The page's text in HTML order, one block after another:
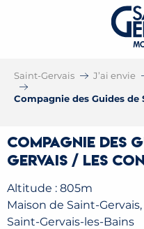
Saint-Gervais J’ai envie
Compagnie des Guides de
Compagnie des
Gervais / Les
Altitude : 805m
Maison de Saint-
Saint-Gervais-les-Bains